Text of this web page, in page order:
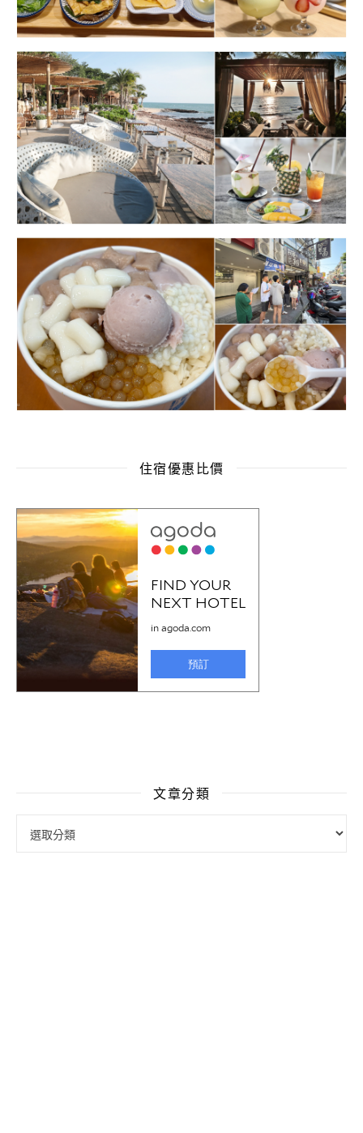
住宿優惠比價
文章分類